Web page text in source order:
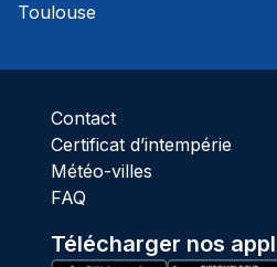
Toulouse
Contact
Certificat d’intempérie
Météo-villes
FAQ
Télécharger nos